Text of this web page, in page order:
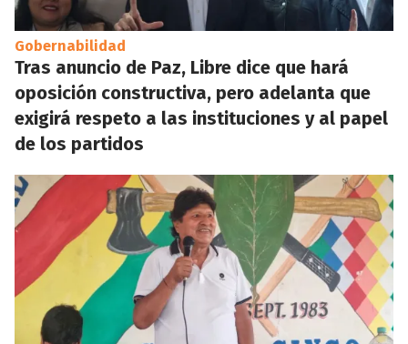
Gobernabilidad
Tras anuncio de Paz, Libre dice que hará
oposición constructiva, pero adelanta que
exigirá respeto a las instituciones y al papel
de los partidos